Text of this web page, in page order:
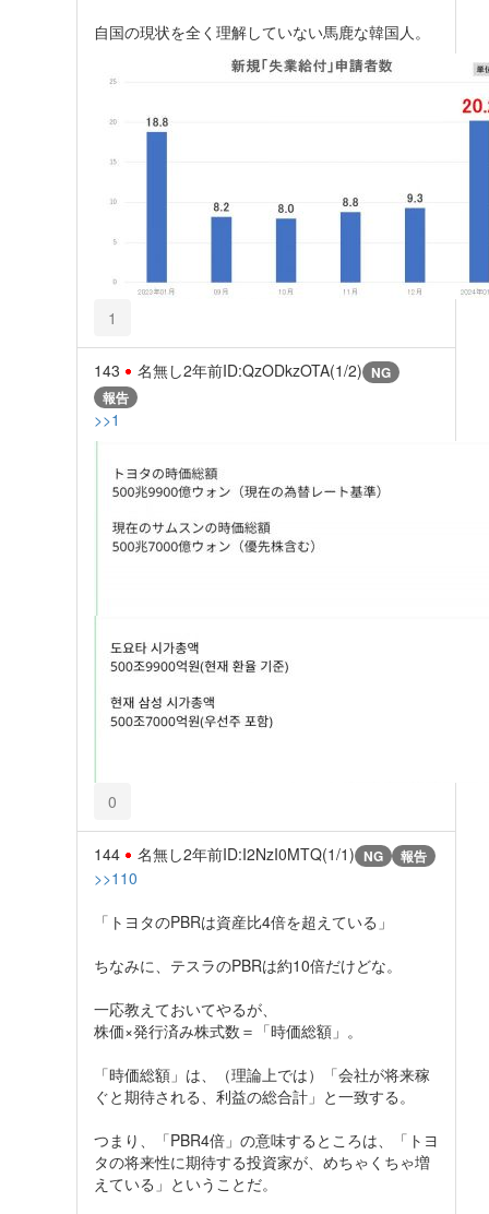
自国の現状を全く理解していない馬鹿な韓国人。
1
143 名無し2年前ID:QzODkzOTA(1/2) NG
報告
>>1
0
144 名無し2年前ID:I2NzI0MTQ(1/1) NG 報告
>>110
「トヨタのPBRは資産比4倍を超えている」
ちなみに、テスラのPBRは約10倍だけどな。
一応教えておいてやるが、
株価×発行済み株式数＝「時価総額」。
「時価総額」は、（理論上では）「会社が将来稼
ぐと期待される、利益の総合計」と一致する。
つまり、「PBR4倍」の意味するところは、「トヨ
タの将来性に期待する投資家が、めちゃくちゃ増
えている」ということだ。